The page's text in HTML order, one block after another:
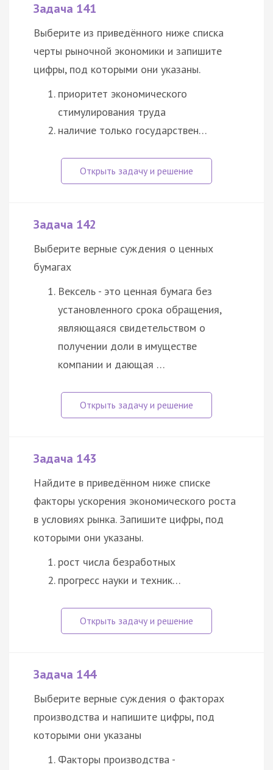
Задача 141
Выберите из приведённого ниже списка
черты рыночной экономики и запишите
цифры, под которыми они указаны.
приоритет экономического
стимулирования труда
наличие только государствен…
Задача 142
Выберите верные суждения о ценных
бумагах
Вексель - это ценная бумага без
установленного срока обращения,
являющаяся свидетельством о
получении доли в имуществе
компании и дающая …
Задача 143
Найдите в приведённом ниже списке
факторы ускорения экономического роста
в условиях рынка. Запишите цифры, под
которыми они указаны.
рост числа безработных
прогресс науки и техник…
Задача 144
Выберите верные суждения о факторах
производства и напишите цифры, под
которыми они указаны
Факторы производства -